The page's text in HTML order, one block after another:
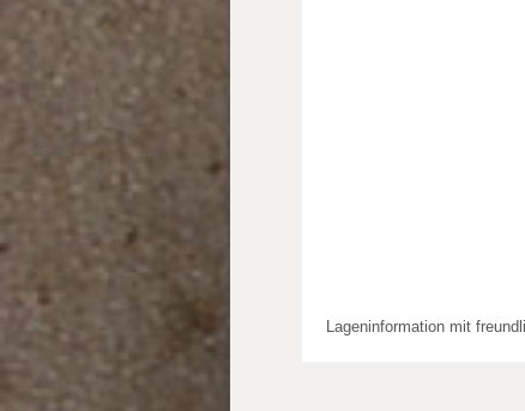
Lageninformation mit